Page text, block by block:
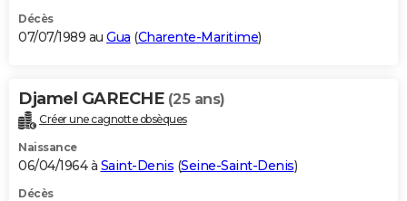
Décès
07/07/1989 au Gua (Charente-Maritime)
Djamel GARECHE (25 ans)
Créer une cagnotte obsèques
Naissance
06/04/1964 à Saint-Denis (Seine-Saint-Denis)
Décès